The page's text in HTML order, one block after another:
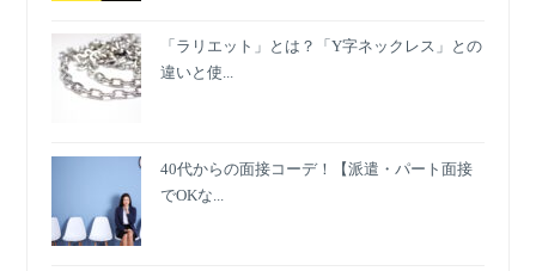
「ラリエット」とは？「Y字ネックレス」との
違いと使...
40代からの面接コーデ！【派遣・パート面接
でOKな...